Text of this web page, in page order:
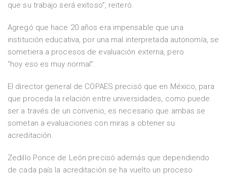
que su trabajo será exitoso”, reiteró.
Agregó que hace 20 años era impensable que una
institución educativa, por una mal interpretada autonomía, se
sometiera a procesos de evaluación externa, pero
“hoy eso es muy normal”.
El director general de COPAES precisó que en México, para
que proceda la relación entre universidades, como puede
ser a través de un convenio, es necesario que ambas se
sometan a evaluaciones con miras a obtener su
acreditación.
Zedillo Ponce de León precisó además que dependiendo
de cada país la acreditación se ha vuelto un proceso